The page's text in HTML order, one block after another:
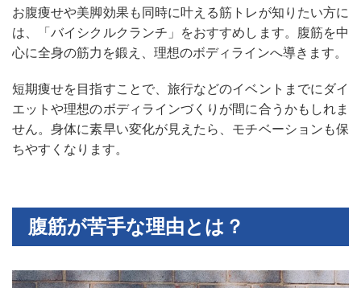
お腹痩せや美脚効果も同時に叶える筋トレが知りたい方に
は、「バイシクルクランチ」をおすすめします。腹筋を中
心に全身の筋力を鍛え、理想のボディラインへ導きます。
短期痩せを目指すことで、旅行などのイベントまでにダイ
エットや理想のボディラインづくりが間に合うかもしれま
せん。身体に素早い変化が見えたら、モチベーションも保
ちやすくなります。
腹筋が苦手な理由とは？